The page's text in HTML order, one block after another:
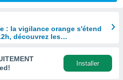
: la vigilance orange s'étend
découvrez les
Installer